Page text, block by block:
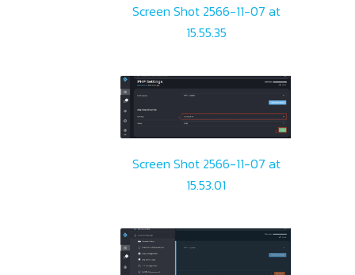
Screen Shot 2566-11-07 at
15.55.35
Screen Shot 2566-11-07 at
15.53.01